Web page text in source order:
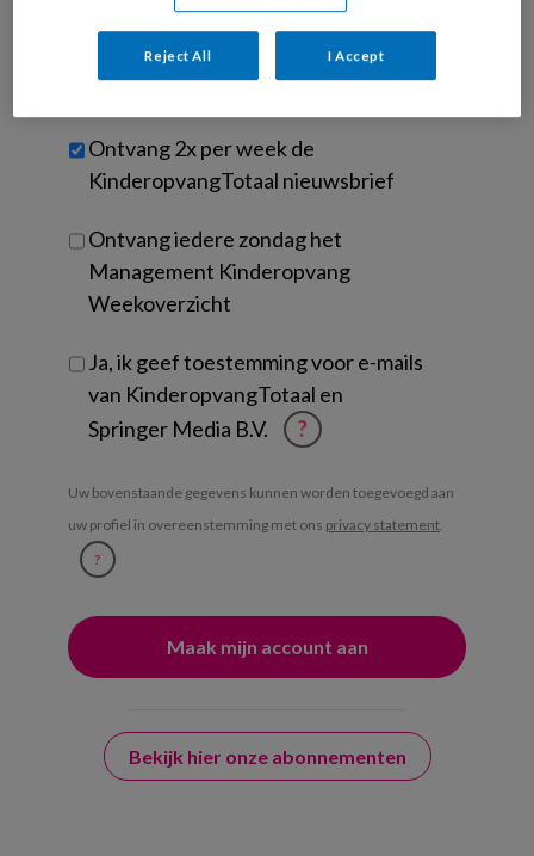
werk
je?
Untitled
Ontvang 2x per week de
KinderopvangTotaal nieuwsbrief
Ontvang iedere zondag het
Management Kinderopvang
Weekoverzicht
Ja, ik geef toestemming voor e-mails
van KinderopvangTotaal en
Springer Media B.V.
?
Uw bovenstaande gegevens kunnen worden toegevoegd aan
uw profiel in overeenstemming met ons privacy statement.
?
Bekijk hier onze abonnementen
Reject All I Accept